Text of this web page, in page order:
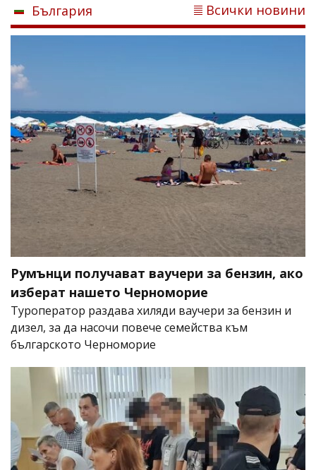
България Всички новини
Румънци получават ваучери за бензин, ако
изберат нашето Черноморие
Туроператор раздава хиляди ваучери за бензин и
дизел, за да насочи повече семейства към
българското Черноморие